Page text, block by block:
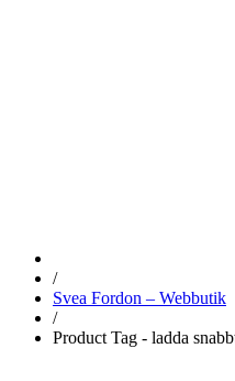
/
Svea Fordon – Webbutik
/
Product Tag - ladda